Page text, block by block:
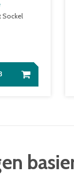
Sockel